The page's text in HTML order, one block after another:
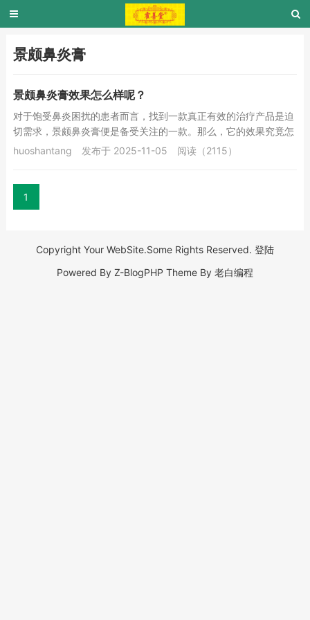
景颇鼻炎膏
景颇鼻炎膏效果怎么样呢？
对于饱受鼻炎困扰的患者而言，找到一款真正有效的治疗产品是迫
切需求，景颇鼻炎膏便是备受关注的一款。那么，它的效果究竟怎
么样呢？景颇鼻炎膏是名医传承的纯中草药膏剂，...
huoshantang 发布于 2025-11-05 阅读（2115）
1
Copyright Your WebSite.Some Rights Reserved. 登陆
Powered By Z-BlogPHP Theme By 老白编程